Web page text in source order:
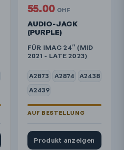
AUDIO-JACK
(PURPLE)
FÜR IMAC 24″ (MID
2021 - LATE 2023)
A2873 A2874
A2438
A2439
55.00 CHF
Produkt anzeigen